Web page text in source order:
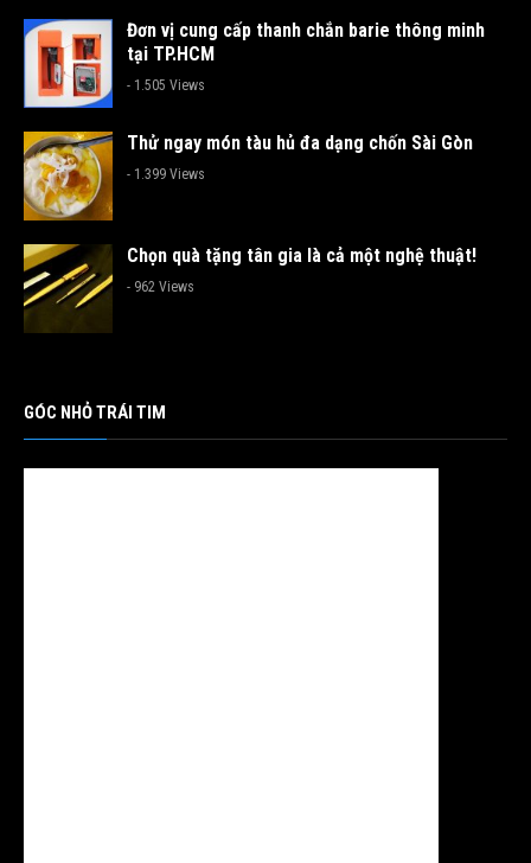
Đơn vị cung cấp thanh chắn barie thông minh
tại TP.HCM
- 1.505 Views
Thử ngay món tàu hủ đa dạng chốn Sài Gòn
- 1.399 Views
Chọn quà tặng tân gia là cả một nghệ thuật!
- 962 Views
GÓC NHỎ TRÁI TIM